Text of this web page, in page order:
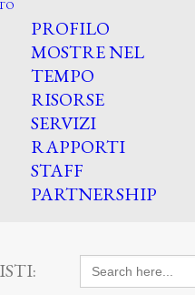
PROFILO
MOSTRE NEL
TEMPO
RISORSE
SERVIZI
RAPPORTI
STAFF
PARTNERSHIP
Search
for: